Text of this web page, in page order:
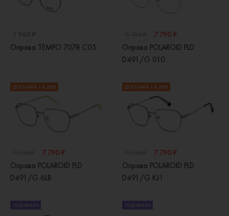
Оправа TEMPO 7078 C05
7 790 ₽
Оправа POLAROID PLD
D491/G 010
ДОСТАВКА 1-4 ДНЯ
7 790 ₽
Оправа POLAROID PLD
D491/G 6LB
ДОСТАВКА 1-4 ДНЯ
7 790 ₽
Оправа POLAROID PLD
D491/G KJ1
ПОД ЗАКАЗ ПОД ЗАКАЗ